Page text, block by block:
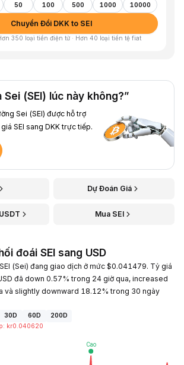
50 100 500 1000 10000
Chuyển Đổi DKK to SEI
350 loại tiền điện tử · Hơn 40 loại tiền tệ fiat
Sei (SEI) lúc này không?”
Sei (SEI) được hỗ trợ
SEI sang DKK trực tiếp.
Dự Đoán Giá
Mua SEI
đoái SEI sang USD
(Sei) đang giao dịch ở mức $0.041479. Tỷ giá
đã down 0.57% trong 24 giờ qua, increased
và slightly downward 18.12% trong 30 ngày
30D 60D
200D
: kr0.040620